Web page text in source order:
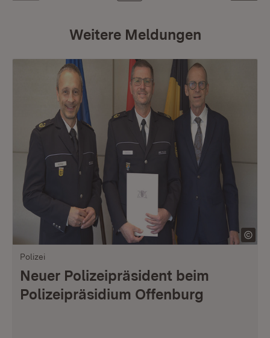
Weitere Meldungen
Polizei
Neuer Polizeipräsident beim
Polizeipräsidium Offenburg